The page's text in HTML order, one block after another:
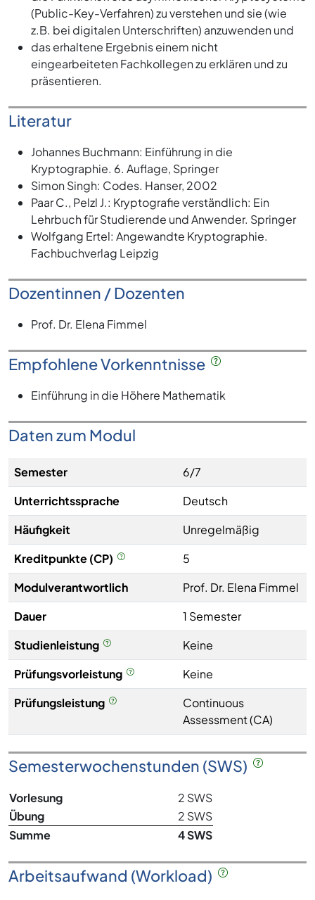
(Public-Key-Verfahren) zu verstehen und sie (wie
z.B. bei digitalen Unterschriften) anzuwenden und
das erhaltene Ergebnis einem nicht
eingearbeiteten Fachkollegen zu erklären und zu
präsentieren.
Literatur
Johannes Buchmann: Einführung in die
Kryptographie. 6. Auflage, Springer
Simon Singh: Codes. Hanser, 2002
Paar C., Pelzl J.: Kryptografie verständlich: Ein
Lehrbuch für Studierende und Anwender. Springer
Wolfgang Ertel: Angewandte Kryptographie.
Fachbuchverlag Leipzig
Dozentinnen / Dozenten
Prof. Dr. Elena Fimmel
Empfohlene Vorkenntnisse
Einführung in die Höhere Mathematik
Daten zum Modul
Semester
6/7
Unterrichtssprache
Deutsch
Häufigkeit
Unregelmäßig
Kreditpunkte (CP)
5
Modulverantwortlich
Prof. Dr. Elena Fimmel
Dauer
1 Semester
Studienleistung
Keine
Prüfungsvorleistung
Keine
Prüfungsleistung
Continuous
Assessment (CA)
Semesterwochenstunden (SWS)
Vorlesung
2 SWS
Übung
2 SWS
Summe
4 SWS
Arbeitsaufwand (Workload)